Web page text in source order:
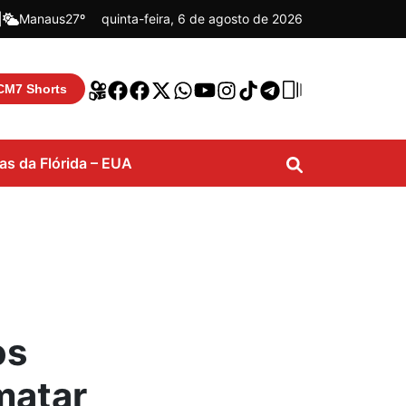
Manaus27º quinta-feira, 6 de agosto de 2026
Shorts
da Flórida – EUA